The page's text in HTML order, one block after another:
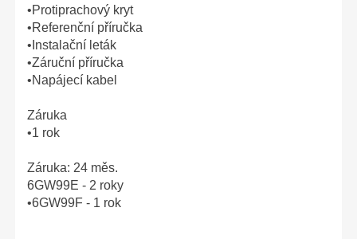
•Protiprachový kryt
•Referenční příručka
•Instalační leták
•Záruční příručka
•Napájecí kabel
Záruka
•1 rok
Záruka: 24 měs.
6GW99E - 2 roky
•6GW99F - 1 rok